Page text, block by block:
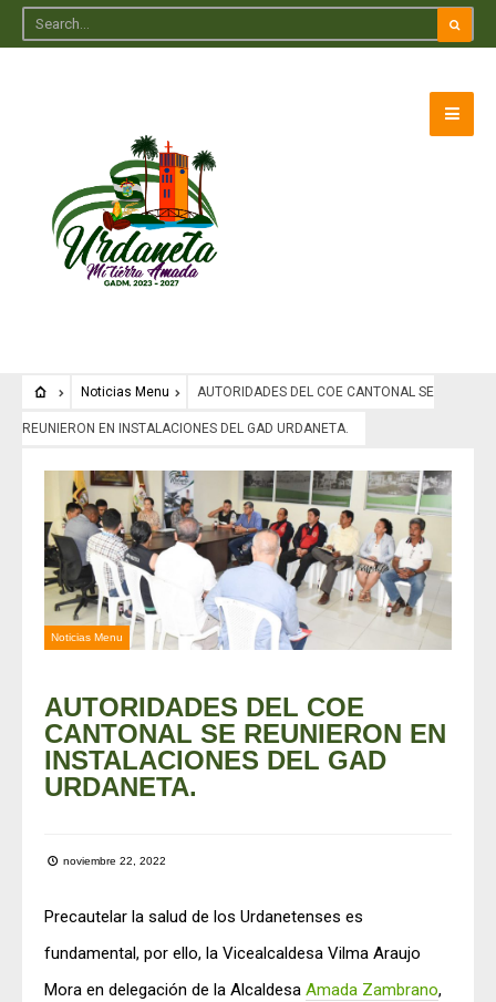
Noticias Menu AUTORIDADES DEL COE CANTONAL SE
REUNIERON EN INSTALACIONES DEL GAD URDANETA.
Noticias Menu
AUTORIDADES DEL COE
CANTONAL SE REUNIERON EN
INSTALACIONES DEL GAD
URDANETA.
noviembre 22, 2022
Precautelar la salud de los Urdanetenses es
fundamental, por ello, la Vicealcaldesa Vilma Araujo
Mora en delegación de la Alcaldesa Amada Zambrano,